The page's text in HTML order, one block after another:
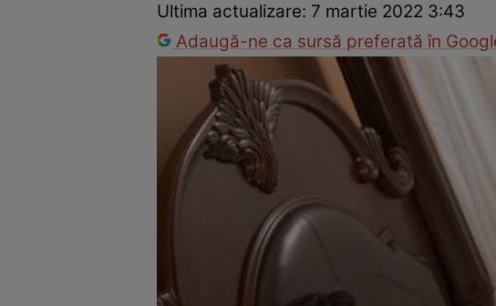
Ultima actualizare: 7 martie 2022 3:43
Adaugă-ne ca sursă preferată în